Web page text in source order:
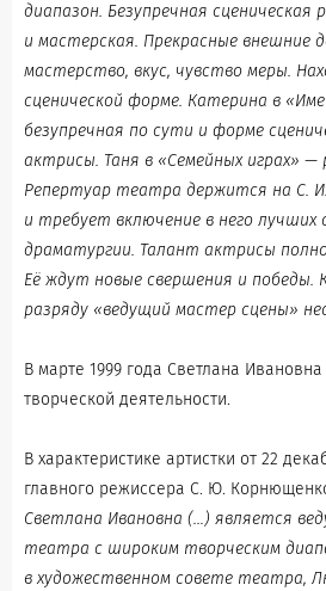
диапазон. Безупречная сценическая
и мастерская. Прекрасные внешние
мастерство, вкус, чувство меры.
сценической форме. Катерина в
безупречная по сути и форме
актрисы. Таня в «Семейных играх»
Репертуар театра держится на С.
и требует включение в него лучших
драматургии. Талант актрисы
Её ждут новые свершения и победы.
разряду «ведущий мастер сцены»
В марте 1999 года Светлана
творческой деятельности.
В характеристике артистки от 22
главного режиссера С. Ю.
Светлана Ивановна (…) является
театра с широким творческим
в художественном совете театра,